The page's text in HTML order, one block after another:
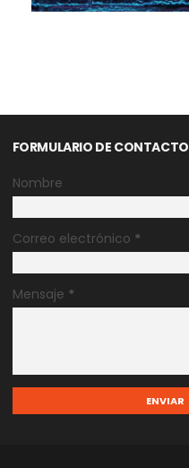
FORMULARIO DE CONTACTO
Nombre
Correo electrónico *
Mensaje *